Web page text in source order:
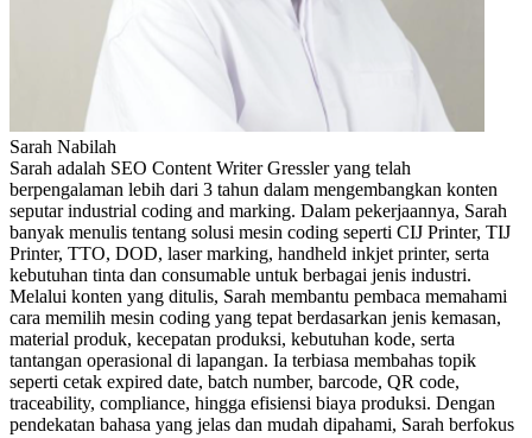
Sarah Nabilah
Sarah adalah SEO Content Writer Gressler yang telah
berpengalaman lebih dari 3 tahun dalam mengembangkan konten
seputar industrial coding and marking. Dalam pekerjaannya, Sarah
banyak menulis tentang solusi mesin coding seperti CIJ Printer, TIJ
Printer, TTO, DOD, laser marking, handheld inkjet printer, serta
kebutuhan tinta dan consumable untuk berbagai jenis industri.
Melalui konten yang ditulis, Sarah membantu pembaca memahami
cara memilih mesin coding yang tepat berdasarkan jenis kemasan,
material produk, kecepatan produksi, kebutuhan kode, serta
tantangan operasional di lapangan. Ia terbiasa membahas topik
seperti cetak expired date, batch number, barcode, QR code,
traceability, compliance, hingga efisiensi biaya produksi. Dengan
pendekatan bahasa yang jelas dan mudah dipahami, Sarah berfokus